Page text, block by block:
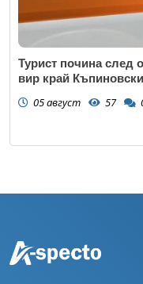
Турист почина след
вир край
05 август 57